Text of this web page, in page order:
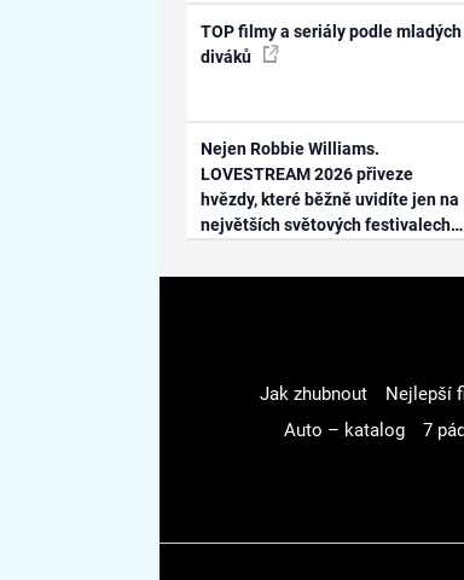
TOP filmy a seriály podle mladých
diváků
Nejen Robbie Williams.
LOVESTREAM 2026 přiveze
hvězdy, které běžně uvidíte jen na
největších světových festivalech
Jak zhubnout Nejlepší
Auto – katalog
7